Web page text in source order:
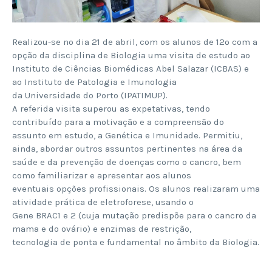
Realizou-se no dia 21 de abril, com os alunos de 12º com a
opção da disciplina de Biologia uma visita de estudo ao
Instituto de Ciências Biomédicas Abel Salazar (ICBAS) e
ao Instituto de Patologia e Imunologia
da Universidade do Porto (IPATIMUP).
A referida visita superou as expetativas, tendo
contribuído para a motivação e a compreensão do
assunto em estudo, a Genética e Imunidade. Permitiu,
ainda, abordar outros assuntos pertinentes na área da
saúde e da prevenção de doenças como o cancro, bem
como familiarizar e apresentar aos alunos
eventuais opções profissionais. Os alunos realizaram uma
atividade prática de eletroforese, usando o
Gene BRAC1 e 2 (cuja mutação predispõe para o cancro da
mama e do ovário) e enzimas de restrição,
tecnologia de ponta e fundamental no âmbito da Biologia.